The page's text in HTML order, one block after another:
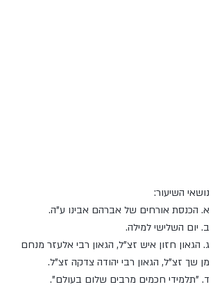
נושאי השיעור:
א. הכנסת אורחים של אברהם אבינו ע"ה.
ב. יום השלישי למילה.
ג. הגאון חזון איש זצ"ל, הגאון רבי אלעזר מנחם
מן שך זצ"ל, הגאון רבי יהודה צדקה זצ"ל.
ד. "תלמידי חכמים מרבים שלום בעולם".